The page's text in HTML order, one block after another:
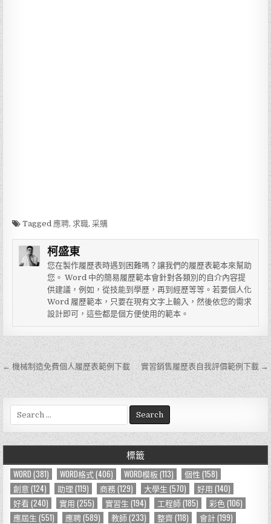
Tagged 應聘, 求職,采購
柯盛東
您在製作履歷表時遇到困難嗎？讓我們的履歷表範本來幫助
您。 Word 中的簡易履歷範本會針對各類別的自介內容提
供建議，例如，從技能到學歷，再到經歷等等。若要個人化
Word 履歷範本，只要在現有文字上輸入，然後依您的需求
設計即可，這些都是個方便使用的範本。
文
章
導
覽
← 機械制造免費個人履歷表範例下載 實習銷售履歷表自我評價範例下載 →
e
a
r
h
f
o
r
標籤
WORD (381) WORD格式(406) WORD模板(113) 個性 (158)
創意 (124) 助理 (119) 商務(129) 大學生 (570) 好用 (140)
好看 (240) 實用 (255) 實習生 (194) 工程師(185) 彩色 (106)
應屆生 (551) 應聘(589) 教師(233) 整齊(118) 會計(199)